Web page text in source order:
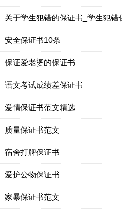
关于学生犯错的保证书_学生犯错
安全保证书10条
保证爱老婆的保证书
语文考试成绩差保证书
爱情保证书范文精选
质量保证书范文
宿舍打牌保证书
爱护公物保证书
家暴保证书范文